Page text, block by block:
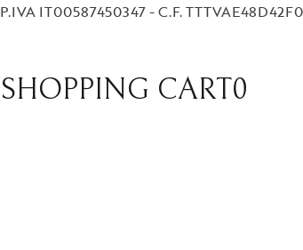
P.IVA IT00587450347 - C.F.
SHOPPING CART0